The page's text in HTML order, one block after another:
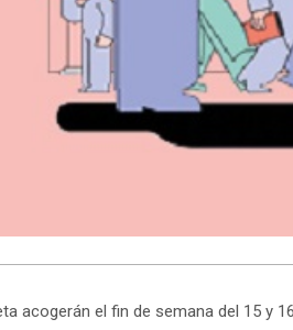
acogerán el fin de semana del 15 y